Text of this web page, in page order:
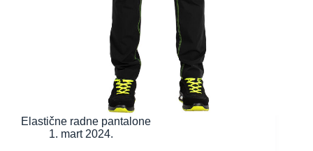
Elastične radne pantalone
1. mart 2024.